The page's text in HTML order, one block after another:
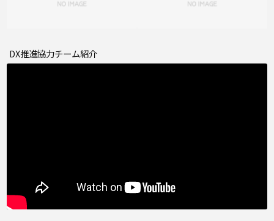
DX推進協力チーム紹介